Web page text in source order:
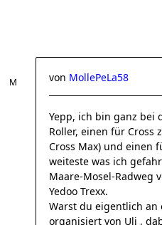
von MollePeLa58
Yepp, ich bin ganz bei
Roller, einen für Cross
Cross Max) und einen
weiteste was ich
Maare-Mosel-Radweg
Yedoo Trexx.
Warst du eigentlich an
organisiert von Uli ,